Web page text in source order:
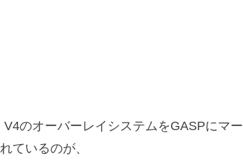
のオーバーレイシステムをGASPにマー
ているのが、